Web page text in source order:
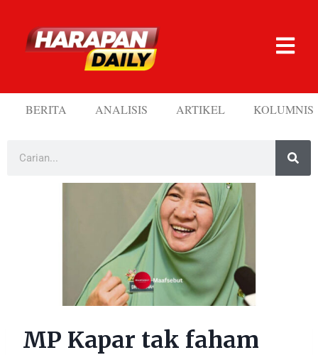
BERITA ANALISIS ARTIKEL KOLUMNIS
MP Kapar tak faham